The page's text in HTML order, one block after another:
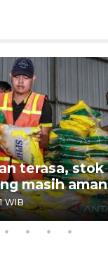
terasa, stok
masih aman
WIB